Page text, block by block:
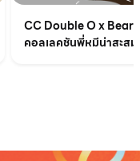
CC Double O x
คอลเลคชันพี่หมีน่าสะสม